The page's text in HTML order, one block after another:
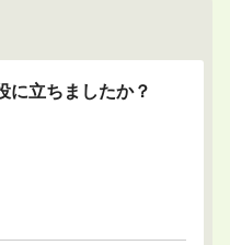
に立ちましたか？